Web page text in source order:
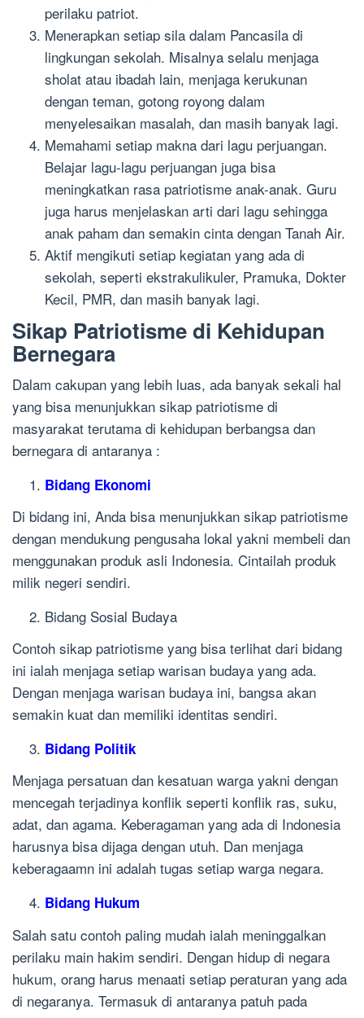
perilaku patriot.
Menerapkan setiap sila dalam Pancasila di
lingkungan sekolah. Misalnya selalu menjaga
sholat atau ibadah lain, menjaga kerukunan
dengan teman, gotong royong dalam
menyelesaikan masalah, dan masih banyak lagi.
Memahami setiap makna dari lagu perjuangan.
Belajar lagu-lagu perjuangan juga bisa
meningkatkan rasa patriotisme anak-anak. Guru
juga harus menjelaskan arti dari lagu sehingga
anak paham dan semakin cinta dengan Tanah Air.
Aktif mengikuti setiap kegiatan yang ada di
sekolah, seperti ekstrakulikuler, Pramuka, Dokter
Kecil, PMR, dan masih banyak lagi.
Sikap Patriotisme di Kehidupan
Bernegara
Dalam cakupan yang lebih luas, ada banyak sekali hal
yang bisa menunjukkan sikap patriotisme di
masyarakat terutama di kehidupan berbangsa dan
bernegara di antaranya :
Bidang Ekonomi
Di bidang ini, Anda bisa menunjukkan sikap patriotisme
dengan mendukung pengusaha lokal yakni membeli dan
menggunakan produk asli Indonesia. Cintailah produk
milik negeri sendiri.
Bidang Sosial Budaya
Contoh sikap patriotisme yang bisa terlihat dari bidang
ini ialah menjaga setiap warisan budaya yang ada.
Dengan menjaga warisan budaya ini, bangsa akan
semakin kuat dan memiliki identitas sendiri.
Bidang Politik
Menjaga persatuan dan kesatuan warga yakni dengan
mencegah terjadinya konflik seperti konflik ras, suku,
adat, dan agama. Keberagaman yang ada di Indonesia
harusnya bisa dijaga dengan utuh. Dan menjaga
keberagaamn ini adalah tugas setiap warga negara.
Bidang Hukum
Salah satu contoh paling mudah ialah meninggalkan
perilaku main hakim sendiri. Dengan hidup di negara
hukum, orang harus menaati setiap peraturan yang ada
di negaranya. Termasuk di antaranya patuh pada